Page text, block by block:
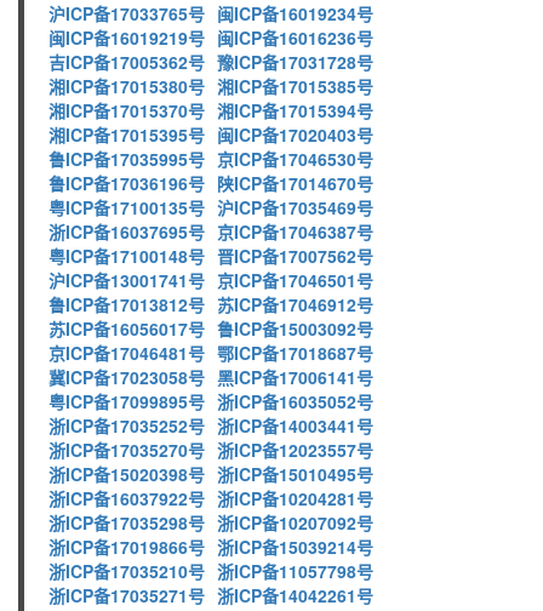
沪ICP备17033765号 闽ICP备16019234号
闽ICP备16019219号 闽ICP备16016236号
吉ICP备17005362号 豫ICP备17031728号
湘ICP备17015380号 湘ICP备17015385号
湘ICP备17015370号 湘ICP备17015394号
湘ICP备17015395号 闽ICP备17020403号
鲁ICP备17035995号 京ICP备17046530号
鲁ICP备17036196号 陕ICP备17014670号
粤ICP备17100135号 沪ICP备17035469号
浙ICP备16037695号 京ICP备17046387号
粤ICP备17100148号 晋ICP备17007562号
沪ICP备13001741号 京ICP备17046501号
鲁ICP备17013812号 苏ICP备17046912号
苏ICP备16056017号 鲁ICP备15003092号
京ICP备17046481号 鄂ICP备17018687号
冀ICP备17023058号 黑ICP备17006141号
粤ICP备17099895号 浙ICP备16035052号
浙ICP备17035252号 浙ICP备14003441号
浙ICP备17035270号 浙ICP备12023557号
浙ICP备15020398号 浙ICP备15010495号
浙ICP备16037922号 浙ICP备10204281号
浙ICP备17035298号 浙ICP备10207092号
浙ICP备17019866号 浙ICP备15039214号
浙ICP备17035210号 浙ICP备11057798号
浙ICP备17035271号 浙ICP备14042261号